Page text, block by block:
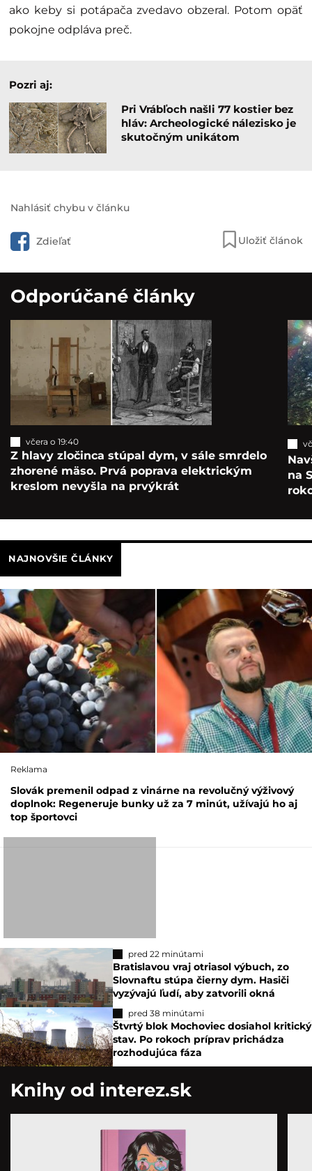
ako keby si potápača zvedavo obzeral. Potom opäť
pokojne odpláva preč.
Pozri aj:
Pri Vrábľoch našli 77 kostier bez
hláv: Archeologické nálezisko je
skutočným unikátom
Nahlásiť chybu v článku
Zdieľať Uložiť článok
Odporúčané články
včera o 19:40
Z hlavy zločinca stúpal dym, v sále smrdelo
zhorené mäso. Prvá poprava elektrickým
kreslom nevyšla na prvýkrát
na
NAJNOVŠIE ČLÁNKY
Reklama
Slovák premenil odpad z vinárne na revolučný výživový
doplnok: Regeneruje bunky už za 7 minút, užívajú ho aj
top športovci
pred 22 minútami
Bratislavou vraj otriasol výbuch, zo
Slovnaftu stúpa čierny dym. Hasiči
vyzývajú ľudí, aby zatvorili okná
pred 38 minútami
Štvrtý blok Mochoviec dosiahol kritický
stav. Po rokoch príprav prichádza
rozhodujúca fáza
Knihy od interez.sk